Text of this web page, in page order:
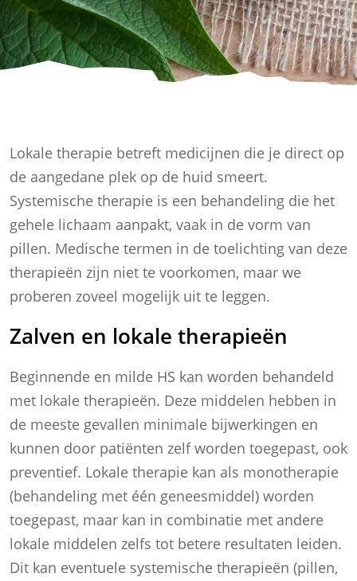
Lokale therapie betreft medicijnen die je direct op
de aangedane plek op de huid smeert.
Systemische therapie is een behandeling die het
gehele lichaam aanpakt, vaak in de vorm van
pillen. Medische termen in de toelichting van deze
therapieën zijn niet te voorkomen, maar we
proberen zoveel mogelijk uit te leggen.
Zalven en lokale therapieën
Beginnende en milde HS kan worden behandeld
met lokale therapieën. Deze middelen hebben in
de meeste gevallen minimale bijwerkingen en
kunnen door patiënten zelf worden toegepast, ook
preventief. Lokale therapie kan als monotherapie
(behandeling met één geneesmiddel) worden
toegepast, maar kan in combinatie met andere
lokale middelen zelfs tot betere resultaten leiden.
Dit kan eventuele systemische therapieën (pillen,